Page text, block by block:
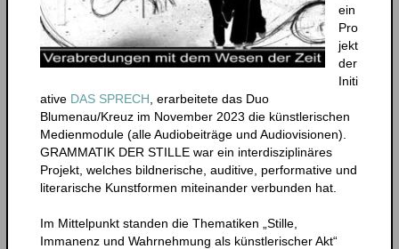
ein
Pro
jekt
der
Initi
ative DAS SPRECH , erarbeitete das Duo
Blumenau/Kreuz im November 2023 die künstlerischen
Medienmodule (alle Audiobeiträge und Audiovisionen).
GRAMMATIK DER STILLE war ein interdisziplinäres
Projekt, welches bildnerische, auditive, performative und
literarische Kunstformen miteinander verbunden hat.
Im Mittelpunkt standen die Thematiken „Stille,
Immanenz und Wahrnehmung als künstlerischer Akt“